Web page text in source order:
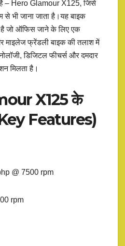
है – Hero Glamour X125, जिसे
भी जाना जाता है।यह बाइक
जो ऑफिस जाने के लिए एक
माइलेज फ्रेंडली बाइक की तलाश में
डिजिटल फीचर्स और दमदार
मिलता है।
X125 के
Features)
@ 7500 rpm
rpm